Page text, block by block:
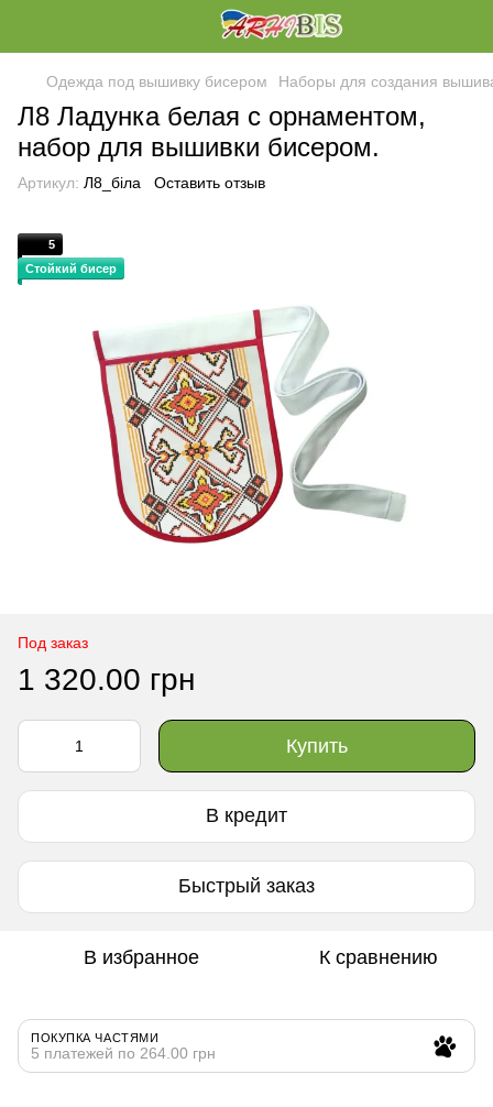
Одежда под вышивку бисером Наборы для создания
Л8 Ладунка белая с орнаментом,
набор для вышивки бисером.
Артикул: Л8_біла Оставить отзыв
5
Стойкий бисер
Под заказ
1 320.00 грн
Купить
В кредит
Быстрый заказ
В избранное К сравнению
ПОКУПКА ЧАСТЯМИ
5 платежей по 264.00 грн